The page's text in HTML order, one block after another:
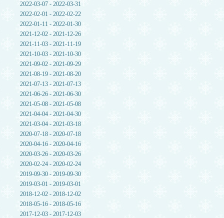
2022-03-07 - 2022-03-31
2022-02-01 - 2022-02-22
2022-01-11 - 2022-01-30
2021-12-02 - 2021-12-26
2021-11-03 - 2021-11-19
2021-10-03 - 2021-10-30
2021-09-02 - 2021-09-29
2021-08-19 - 2021-08-20
2021-07-13 - 2021-07-13
2021-06-26 - 2021-06-30
2021-05-08 - 2021-05-08
2021-04-04 - 2021-04-30
2021-03-04 - 2021-03-18
2020-07-18 - 2020-07-18
2020-04-16 - 2020-04-16
2020-03-26 - 2020-03-26
2020-02-24 - 2020-02-24
2019-09-30 - 2019-09-30
2019-03-01 - 2019-03-01
2018-12-02 - 2018-12-02
2018-05-16 - 2018-05-16
2017-12-03 - 2017-12-03